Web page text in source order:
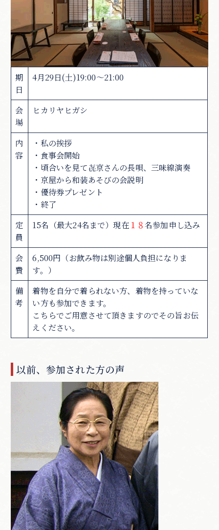
期
日
4月29日(土)19:00～21:00
会
場
ヒカリヤヒガシ
内
容
・私の挨拶
・食事会開始
・頃合いを見て㐂京さんの長唄、三味線演奏
・京屋から和装あそびの会説明
・優待券プレゼント
・終了
定
員
15名（最大24名まで）現在１８名参加申し込み
会
費
6,500円（お飲み物は別途個人負担になりま
す。）
備
考
着物を自分で着られない方、着物を持っていな
い方も参加できます。
こちらでご用意させて頂きますのでその旨お伝
えください。
以前、参加された方の声